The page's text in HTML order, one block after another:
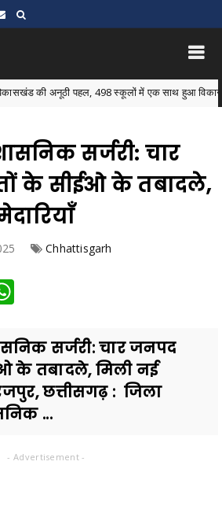
अनूठी पहल, 498 स्कूलों में एक साथ हुआ विकासखंड स्तरीय
सर्जरी: चार
के सीईओ के तबादले,
Chhattisgarh
सर्जरी: चार जनपद
के तबादले, मिली नई
छत्तीसगढ़ : जिला
...
- Advertisement -